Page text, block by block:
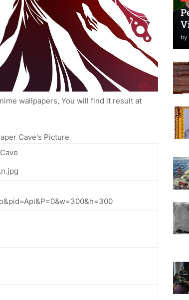
wallpapers, You will find it result at
Cave's Picture
by